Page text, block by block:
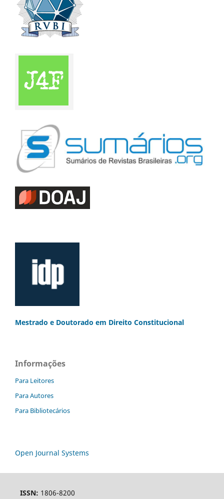
Mestrado e Doutorado em Direito Constitucional
Informações
Para Leitores
Para Autores
Para Bibliotecários
Open Journal Systems
ISSN: 1806-8200